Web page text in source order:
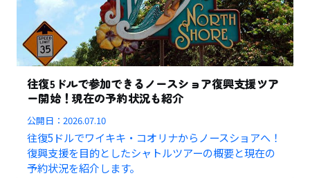
往復5ドルで参加できるノースショア復興支援ツア
ー開始！現在の予約状況も紹介
公開日：2026.07.10
往復5ドルでワイキキ・コオリナからノースショアへ！
復興支援を目的としたシャトルツアーの概要と現在の
予約状況を紹介します。